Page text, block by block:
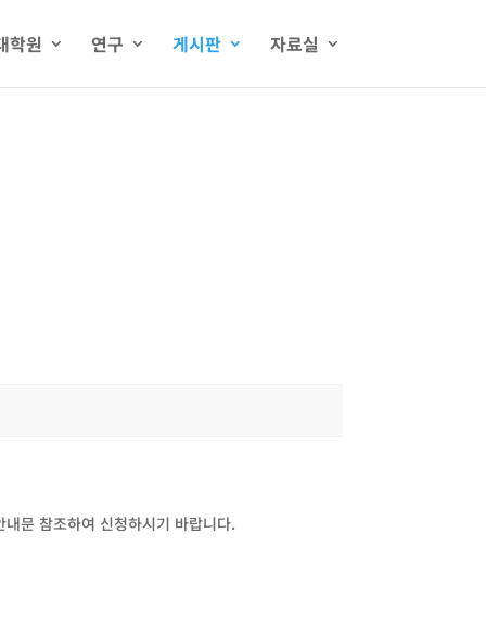
학원 연구 게시판 자료실
문 참조하여 신청하시기 바랍니다.